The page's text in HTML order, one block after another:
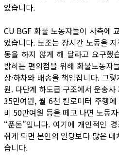
았습니다.
CU BGF 화물 노동자들이 사측에
었습니다. 노조는 장시간 노동을
동을 하지 않게 해 달라고 요구했
밝히는 편의점을 위해 화물노동자
상·하차와 배송을 책임집니다. 그
원. 다단계 하도급 구조에서 운송
35만여원, 월 6천 킬로미터 주행
비 50만여원 등을 떼고 나면 노동
“푼돈”입니다. 여기에 개인적인
쉬게 되면 본인의 일당보다 많은
습니다.